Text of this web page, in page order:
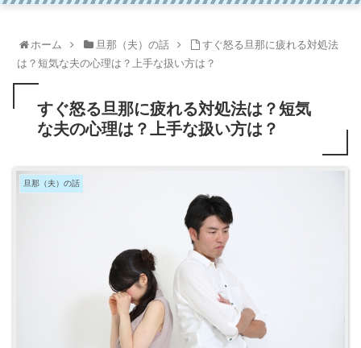
ホーム 旦那（夫）の話
すぐ怒る旦那に疲れる対処法
は？短気な夫の心理は？上手な扱い方は？
すぐ怒る旦那に疲れる対処法は？短気
な夫の心理は？上手な扱い方は？
旦那（夫）の話